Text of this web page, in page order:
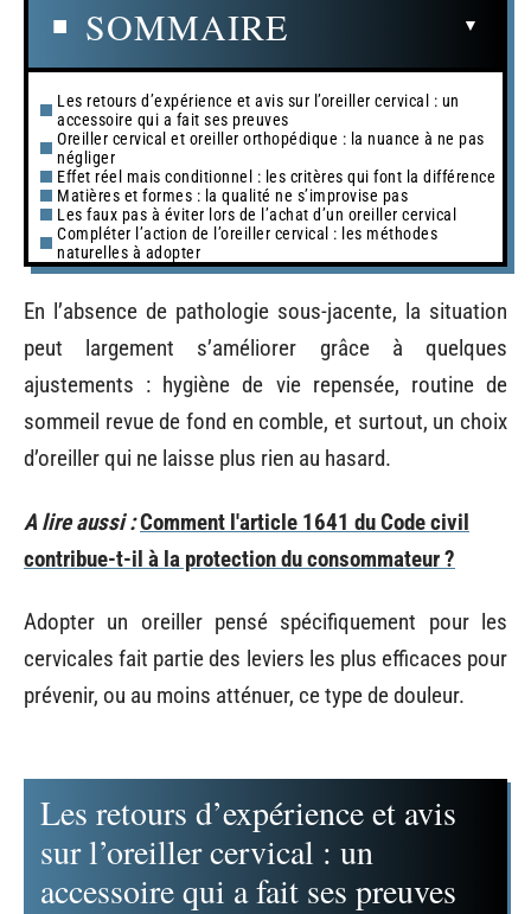
SOMMAIRE
Les retours d’expérience et avis sur l’oreiller cervical : un
accessoire qui a fait ses preuves
Oreiller cervical et oreiller orthopédique : la nuance à ne pas
négliger
Effet réel mais conditionnel : les critères qui font la différence
Matières et formes : la qualité ne s’improvise pas
Les faux pas à éviter lors de l’achat d’un oreiller cervical
Compléter l’action de l’oreiller cervical : les méthodes
naturelles à adopter
En l’absence de pathologie sous-jacente, la situation
peut largement s’améliorer grâce à quelques
ajustements : hygiène de vie repensée, routine de
sommeil revue de fond en comble, et surtout, un choix
d’oreiller qui ne laisse plus rien au hasard.
A lire aussi :Comment l'article 1641 du Code civil
contribue-t-il à la protection du consommateur ?
Adopter un oreiller pensé spécifiquement pour les
cervicales fait partie des leviers les plus efficaces pour
prévenir, ou au moins atténuer, ce type de douleur.
Les retours d’expérience et avis
sur l’oreiller cervical : un
accessoire qui a fait ses preuves